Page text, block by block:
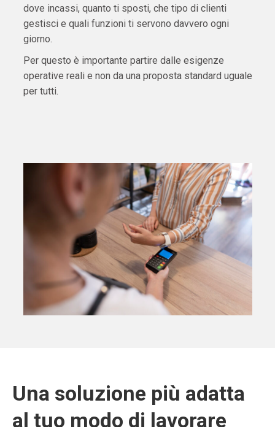
dove incassi, quanto ti sposti, che tipo di clienti
gestisci e quali funzioni ti servono davvero ogni
giorno.
Per questo è importante partire dalle esigenze
operative reali e non da una proposta standard uguale
per tutti.
Una soluzione più adatta
al tuo modo di lavorare